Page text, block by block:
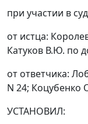
при участии в
от истца:
Катуков В.Ю. по
от ответчика:
N 24; Коцубенко
УСТАНОВИЛ: